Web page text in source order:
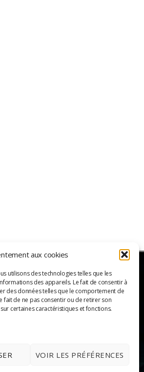
aux cookies
utilisons des technologies telles que les
des appareils. Le fait de consentir à
des données telles que le comportement de
fait de ne pas consentir ou de retirer son
certaines caractéristiques et fonctions.
VOIR LES PRÉFÉRENCES